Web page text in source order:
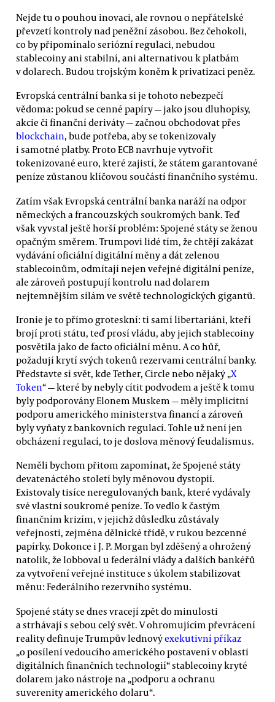
Nejde tu o pouhou inovaci, ale rovnou o nepřátelské
převzetí kontroly nad peněžní zásobou. Bez čehokoli,
co by připomínalo seriózní regulaci, nebudou
stablecoiny ani stabilní, ani alternativou k platbám
v dolarech. Budou trojským koněm k privatizaci peněz.
Evropská centrální banka si je tohoto nebezpečí
vědoma: pokud se cenné papíry — jako jsou dluhopisy,
akcie či finanční deriváty — začnou obchodovat přes
blockchain, bude potřeba, aby se tokenizovaly
i samotné platby. Proto ECB navrhuje vytvořit
tokenizované euro, které zajistí, že státem garantované
peníze zůstanou klíčovou součástí finančního systému.
Zatím však Evropská centrální banka naráží na odpor
německých a francouzských soukromých bank. Teď
však vyvstal ještě horší problém: Spojené státy se ženou
opačným směrem. Trumpovi lidé tím, že chtějí zakázat
vydávání oficiální digitální měny a dát zelenou
stablecoinům, odmítají nejen veřejné digitální peníze,
ale zároveň postupují kontrolu nad dolarem
nejtemnějším silám ve světě technologických gigantů.
Ironie je to přímo groteskní: ti samí libertariáni, kteří
brojí proti státu, teď prosí vládu, aby jejich stablecoiny
posvětila jako de facto oficiální měnu. A co hůř,
požadují krytí svých tokenů rezervami centrální banky.
Představte si svět, kde Tether, Circle nebo nějaký „X
Token“ — které by nebyly cítit podvodem a ještě k tomu
byly podporovány Elonem Muskem — měly implicitní
podporu amerického ministerstva financí a zároveň
byly vyňaty z bankovních regulací. Tohle už není jen
obcházení regulací, to je doslova měnový feudalismus.
Neměli bychom přitom zapomínat, že Spojené státy
devatenáctého století byly měnovou dystopií.
Existovaly tisíce neregulovaných bank, které vydávaly
své vlastní soukromé peníze. To vedlo k častým
finančním krizím, v jejichž důsledku zůstávaly
veřejnosti, zejména dělnické třídě, v rukou bezcenné
papírky. Dokonce i J. P. Morgan byl zděšený a ohrožený
natolik, že lobboval u federální vlády a dalších bankéřů
za vytvoření veřejné instituce s úkolem stabilizovat
měnu: Federálního rezervního systému.
Spojené státy se dnes vracejí zpět do minulosti
a strhávají s sebou celý svět. V ohromujícím převrácení
reality definuje Trumpův lednovýexekutivní příkaz
„o posílení vedoucího amerického postavení v oblasti
digitálních finančních technologií“ stablecoiny kryté
dolarem jako nástroje na „podporu a ochranu
suverenity amerického dolaru“.